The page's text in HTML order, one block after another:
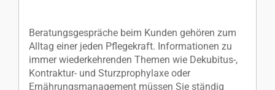
Beratungsgespräche beim Kunden gehören zum
Alltag einer jeden Pflegekraft. Informationen zu
immer wiederkehrenden Themen wie Dekubitus-,
Kontraktur- und Sturzprophylaxe oder
Ernährungsmanagement müssen Sie ständig